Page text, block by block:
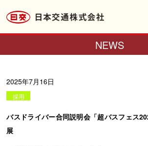
NEWS
2025年7月16日
採用
バスドライバー合同説明会「超バスフェス
展